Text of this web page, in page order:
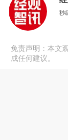
秒
免责声明：本文
成任何建议。